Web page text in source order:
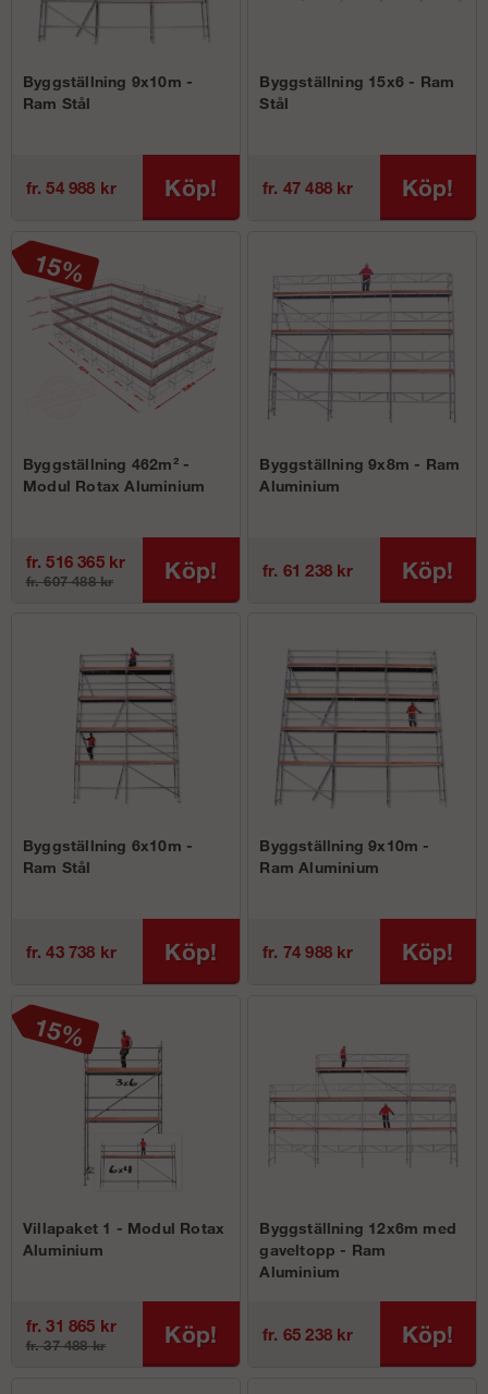
Byggställning 9x10m -
Ram Stål
fr. 54 988 kr Köp!
Byggställning 15x6 - Ram
Stål
fr. 47 488 kr Köp!
Byggställning 462m² -
Modul Rotax Aluminium
fr. 516 365 kr
fr. 607 488 kr Köp!
Byggställning 9x8m - Ram
Aluminium
fr. 61 238 kr Köp!
Byggställning 6x10m -
Ram Stål
fr. 43 738 kr Köp!
Byggställning 9x10m -
Ram Aluminium
fr. 74 988 kr Köp!
Villapaket 1 - Modul Rotax
Aluminium
fr. 31 865 kr
fr. 37 488 kr Köp!
Byggställning 12x6m med
gaveltopp - Ram
Aluminium
fr. 65 238 kr Köp!